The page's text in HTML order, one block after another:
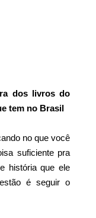
dos livros do
tem no Brasil
no que você
suficiente pra
história que ele
é seguir o